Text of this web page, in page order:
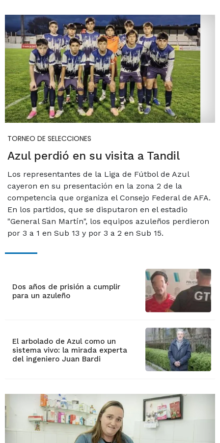
TORNEO DE SELECCIONES
Azul perdió en su visita a Tandil
Los representantes de la Liga de Fútbol de Azul
cayeron en su presentación en la zona 2 de la
competencia que organiza el Consejo Federal de AFA.
En los partidos, que se disputaron en el estadio
"General San Martín", los equipos azuleños perdieron
por 3 a 1 en Sub 13 y por 3 a 2 en Sub 15.
Dos años de prisión a cumplir
para un azuleño
El arbolado de Azul como un
sistema vivo: la mirada experta
del ingeniero Juan Bardi